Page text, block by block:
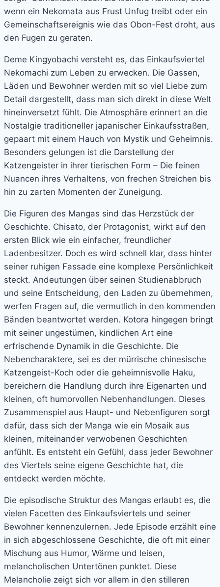
wenn ein Nekomata aus Frust Unfug treibt oder ein
Gemeinschaftsereignis wie das Obon-Fest droht, aus
den Fugen zu geraten.
Deme Kingyobachi versteht es, das Einkaufsviertel
Nekomachi zum Leben zu erwecken. Die Gassen,
Läden und Bewohner werden mit so viel Liebe zum
Detail dargestellt, dass man sich direkt in diese Welt
hineinversetzt fühlt. Die Atmosphäre erinnert an die
Nostalgie traditioneller japanischer Einkaufsstraßen,
gepaart mit einem Hauch von Mystik und Geheimnis.
Besonders gelungen ist die Darstellung der
Katzengeister in ihrer tierischen Form – Die feinen
Nuancen ihres Verhaltens, von frechen Streichen bis
hin zu zarten Momenten der Zuneigung.
Die Figuren des Mangas sind das Herzstück der
Geschichte. Chisato, der Protagonist, wirkt auf den
ersten Blick wie ein einfacher, freundlicher
Ladenbesitzer. Doch es wird schnell klar, dass hinter
seiner ruhigen Fassade eine komplexe Persönlichkeit
steckt. Andeutungen über seinen Studienabbruch
und seine Entscheidung, den Laden zu übernehmen,
werfen Fragen auf, die vermutlich in den kommenden
Bänden beantwortet werden. Kotora hingegen bringt
mit seiner ungestümen, kindlichen Art eine
erfrischende Dynamik in die Geschichte. Die
Nebencharaktere, sei es der mürrische chinesische
Katzengeist-Koch oder die geheimnisvolle Haku,
bereichern die Handlung durch ihre Eigenarten und
kleinen, oft humorvollen Nebenhandlungen. Dieses
Zusammenspiel aus Haupt- und Nebenfiguren sorgt
dafür, dass sich der Manga wie ein Mosaik aus
kleinen, miteinander verwobenen Geschichten
anfühlt. Es entsteht ein Gefühl, dass jeder Bewohner
des Viertels seine eigene Geschichte hat, die
entdeckt werden möchte.
Die episodische Struktur des Mangas erlaubt es, die
vielen Facetten des Einkaufsviertels und seiner
Bewohner kennenzulernen. Jede Episode erzählt eine
in sich abgeschlossene Geschichte, die oft mit einer
Mischung aus Humor, Wärme und leisen,
melancholischen Untertönen punktet. Diese
Melancholie zeigt sich vor allem in den stilleren